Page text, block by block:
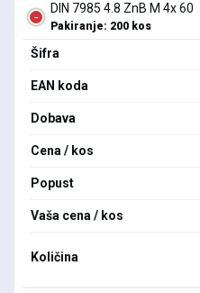
DIN 7985 4.8 ZnB M 4x 60
Pakiranje: 200 kos
Šifra
EAN koda
Dobava
Cena / kos
Popust
Vaša cena / kos
Količina